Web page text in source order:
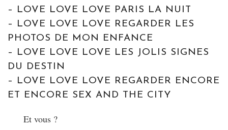
– LOVE LOVE LOVE PARIS LA NUIT
– LOVE LOVE LOVE REGARDER LES
PHOTOS DE MON ENFANCE
– LOVE LOVE LOVE LES JOLIS SIGNES
DU DESTIN
– LOVE LOVE LOVE REGARDER ENCORE
ET ENCORE SEX AND THE CITY
Et vous ?